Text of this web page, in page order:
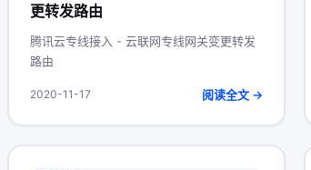
更转发路由
腾讯云专线接入 - 云联网专线网关变更转发
路由
2020-11-17 阅读全文 →